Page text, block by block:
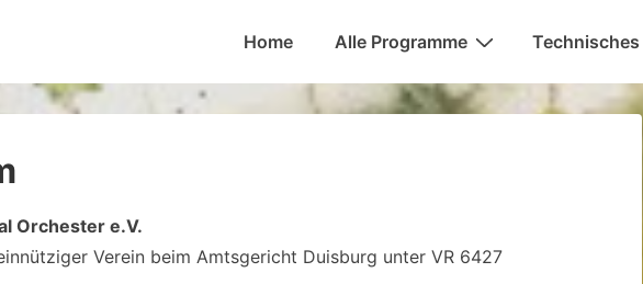
Hauptnavigation
Home Alle Programme Technisches
Orchester e.V.
Verein beim Amtsgericht Duisburg unter VR 6427